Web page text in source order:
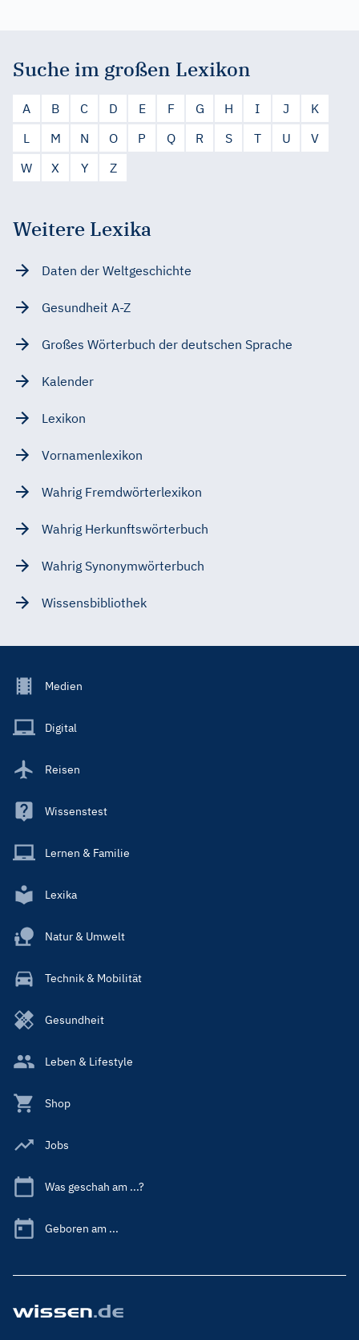
Suche im großen Lexikon
A B C D E F G H I J
K
L
M N O P Q R S T U
V
W
X Y Z
Weitere Lexika
Daten der Weltgeschichte
Gesundheit A-Z
Großes Wörterbuch der deutschen Sprache
Kalender
Lexikon
Vornamenlexikon
Wahrig Fremdwörterlexikon
Wahrig Herkunftswörterbuch
Wahrig Synonymwörterbuch
Wissensbibliothek
Footer
Main
Medien
Digital
Reisen
Wissenstest
Lernen & Familie
Lexika
Natur & Umwelt
Technik & Mobilität
Gesundheit
Leben & Lifestyle
Shop
Jobs
Was geschah am ...?
Geboren am ...